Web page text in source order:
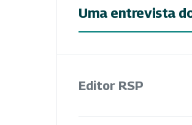
Uma entrevista
Editor RSP